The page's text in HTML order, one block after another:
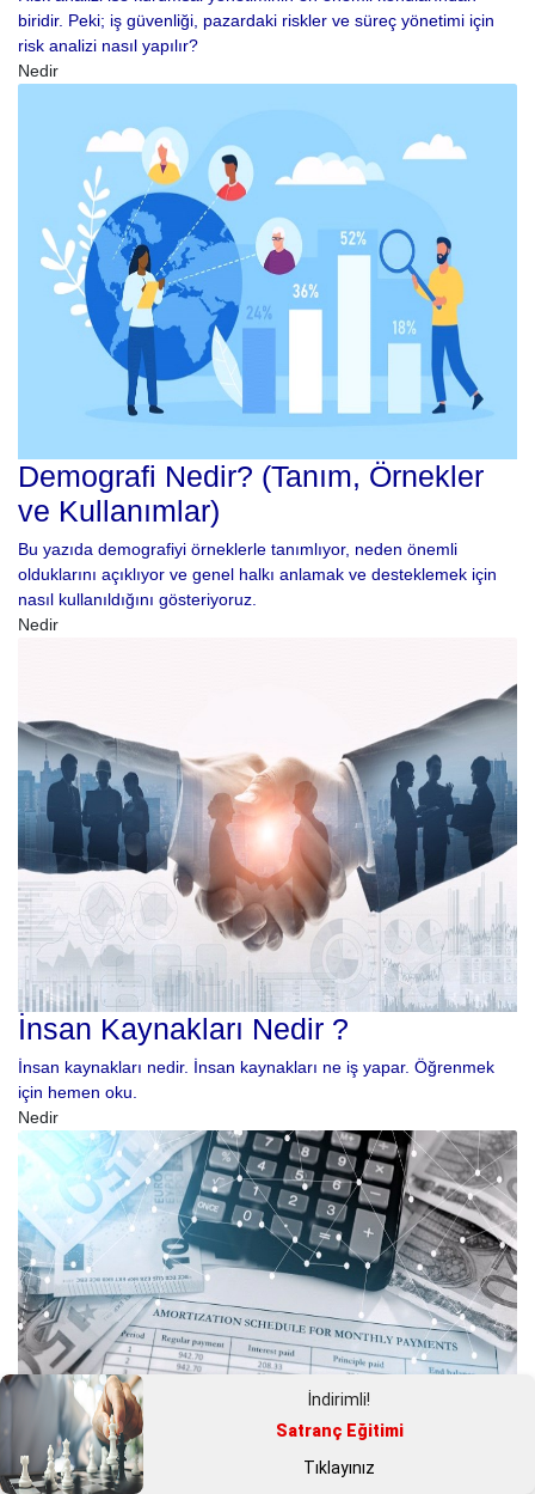
biridir. Peki; iş güvenliği, pazardaki riskler ve süreç yönetimi için
risk analizi nasıl yapılır?
Nedir
Demografi Nedir? (Tanım, Örnekler
ve Kullanımlar)
Bu yazıda demografiyi örneklerle tanımlıyor, neden önemli
olduklarını açıklıyor ve genel halkı anlamak ve desteklemek için
nasıl kullanıldığını gösteriyoruz.
Nedir
İnsan Kaynakları Nedir ?
İnsan kaynakları nedir. İnsan kaynakları ne iş yapar. Öğrenmek
için hemen oku.
Nedir
İndirimli!
Satranç Eğitimi
Tıklayınız